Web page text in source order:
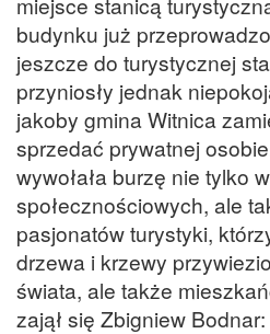
budynku już
jeszcze do turystycznej
przyniosły jednak
jakoby gmina Witnica
sprzedać prywatnej
wywołała burzę nie tylko
społecznościowych, ale
pasjonatów turystyki,
drzewa i krzewy
świata, ale także
zajął się Zbigniew Bodnar: